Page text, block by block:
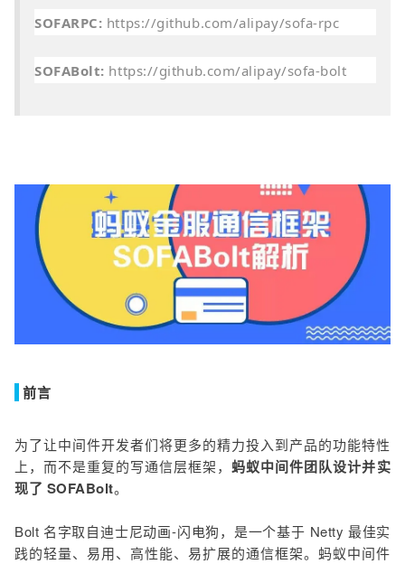
SOFARPC: https://github.com/alipay/sofa-rpc
SOFABolt: https://github.com/alipay/sofa-bolt
前言
为了让中间件开发者们将更多的精力投入到产品的功能特性
上，而不是重复的写通信层框架， 蚂蚁中间件团队设计并实
现了 SOFABolt。
Bolt 名字取自迪士尼动画-闪电狗，是一个基于 Netty 最佳实
践的轻量、易用、高性能、易扩展的通信框架。蚂蚁中间件